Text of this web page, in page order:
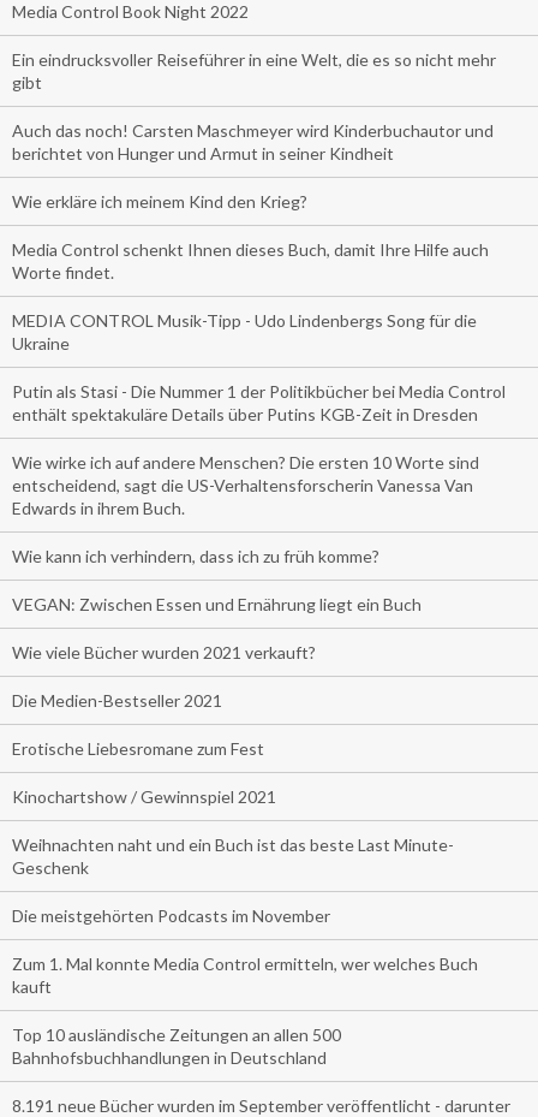
Media Control Book Night 2022
Ein eindrucksvoller Reiseführer in eine Welt, die es so nicht mehr
gibt
Auch das noch! Carsten Maschmeyer wird Kinderbuchautor und
berichtet von Hunger und Armut in seiner Kindheit
Wie erkläre ich meinem Kind den Krieg?
Media Control schenkt Ihnen dieses Buch, damit Ihre Hilfe auch
Worte findet.
MEDIA CONTROL Musik-Tipp - Udo Lindenbergs Song für die
Ukraine
Putin als Stasi - Die Nummer 1 der Politikbücher bei Media Control
enthält spektakuläre Details über Putins KGB-Zeit in Dresden
Wie wirke ich auf andere Menschen? Die ersten 10 Worte sind
entscheidend, sagt die US-Verhaltensforscherin Vanessa Van
Edwards in ihrem Buch.
Wie kann ich verhindern, dass ich zu früh komme?
VEGAN: Zwischen Essen und Ernährung liegt ein Buch
Wie viele Bücher wurden 2021 verkauft?
Die Medien-Bestseller 2021
Erotische Liebesromane zum Fest
Kinochartshow / Gewinnspiel 2021
Weihnachten naht und ein Buch ist das beste Last Minute-
Geschenk
Die meistgehörten Podcasts im November
Zum 1. Mal konnte Media Control ermitteln, wer welches Buch
kauft
Top 10 ausländische Zeitungen an allen 500
Bahnhofsbuchhandlungen in Deutschland
8.191 neue Bücher wurden im September veröffentlicht - darunter